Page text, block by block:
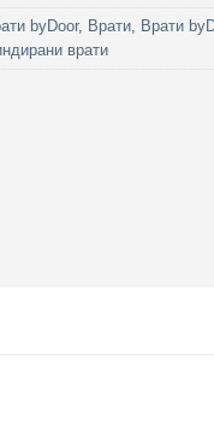
byDoor, Врати, Врати
врати